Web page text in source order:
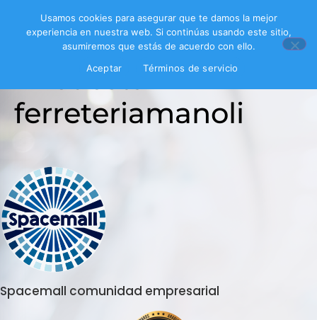
Encuesta
ferreteriamanoli
Spacemall comunidad empresarial
Usamos cookies para asegurar que te damos la mejor
experiencia en nuestra web. Si continúas usando este sitio,
asumiremos que estás de acuerdo con ello.
Aceptar
Términos de servicio